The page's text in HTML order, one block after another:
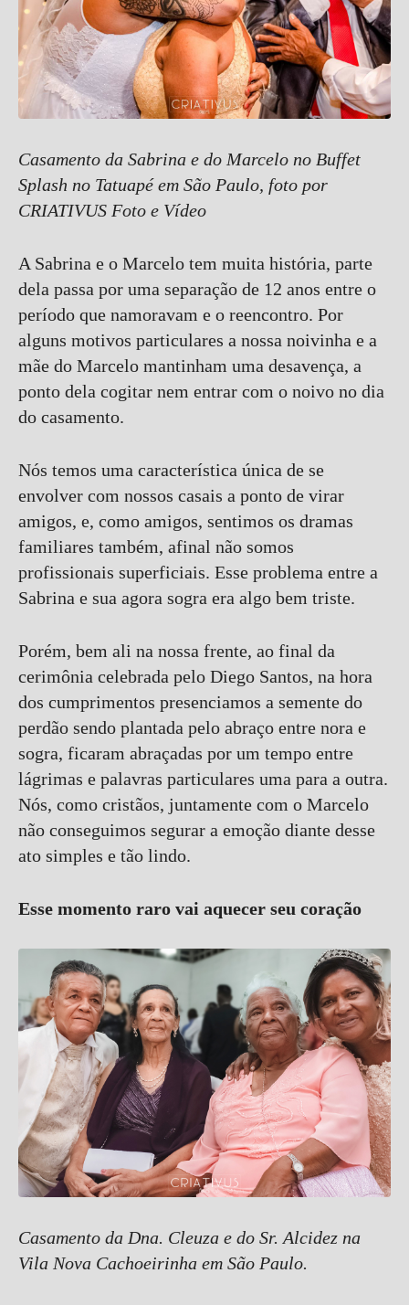
Casamento da Sabrina e do Marcelo no Buffet
Splash no Tatuapé em São Paulo, foto por
CRIATIVUS Foto e Vídeo
A Sabrina e o Marcelo tem muita história, parte
dela passa por uma separação de 12 anos entre o
período que namoravam e o reencontro. Por
alguns motivos particulares a nossa noivinha e a
mãe do Marcelo mantinham uma desavença, a
ponto dela cogitar nem entrar com o noivo no dia
do casamento.
Nós temos uma característica única de se
envolver com nossos casais a ponto de virar
amigos, e, como amigos, sentimos os dramas
familiares também, afinal não somos
profissionais superficiais. Esse problema entre a
Sabrina e sua agora sogra era algo bem triste.
Porém, bem ali na nossa frente, ao final da
cerimônia celebrada pelo Diego Santos, na hora
dos cumprimentos presenciamos a semente do
perdão sendo plantada pelo abraço entre nora e
sogra, ficaram abraçadas por um tempo entre
lágrimas e palavras particulares uma para a outra.
Nós, como cristãos, juntamente com o Marcelo
não conseguimos segurar a emoção diante desse
ato simples e tão lindo.
Esse momento raro vai aquecer seu coração
Casamento da Dna. Cleuza e do Sr. Alcidez na
Vila Nova Cachoeirinha em São Paulo.